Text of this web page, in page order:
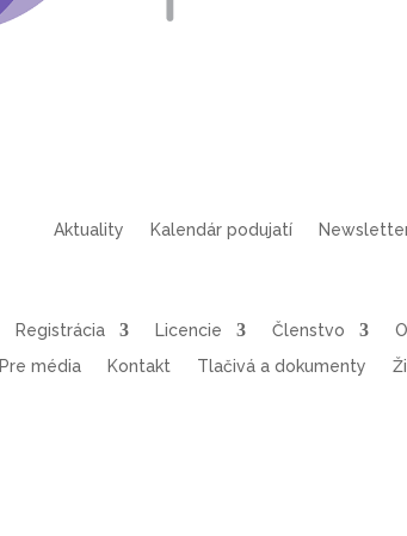
Aktuality Kalendár podujatí
Registrácia Licencie Členstvo
Pre média Kontakt Tlačivá a dokumenty